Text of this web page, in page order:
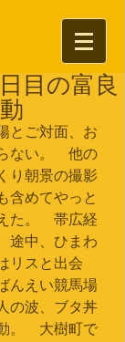
目の富良
とご対面、お
ない。　他の
り朝景の撮影
含めてやっと
た。　帯広経
途中、ひまわ
リスと出会
んえい競馬場
の波、ブタ丼
。　大樹町で